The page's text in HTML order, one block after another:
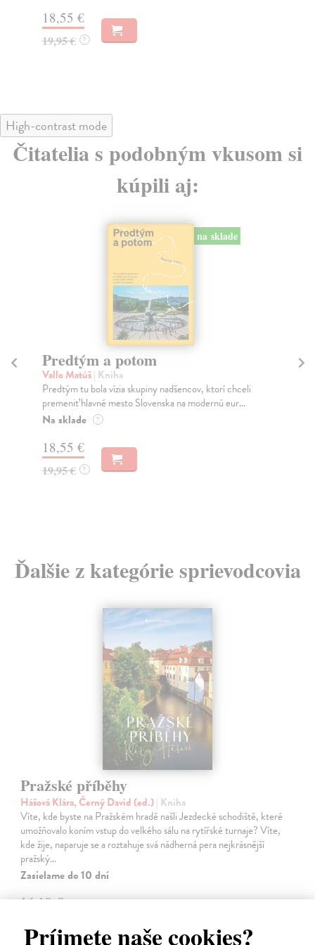
Príjmete naše cookies?
31,21 €
32,85 € ?
High-contrast mode
Čitatelia s podobným vkusom si
kúpili aj:
Město a jeho nejisté zdi
Murakami Haruki
Ty jsi to byla, kdo mi vyprávěl o tom městě. Město a
jeho nejisté zdi – dlouho očekávaný román Haru...
Na sklade
31,21 €
32,85 €
Ďalšie z kategórie sprievodcovia
Pražské příběhy
Hášová Klára, Černý David (ed.)| Kniha
Víte, kde byste na Pražském hradě našli Jezdecké schodiště, které
umožňovalo koním vstup do velkého sálu na rytířské turnaje? Víte,
kde žije, naparuje se a roztahuje svá nádherná pera nejkrásnější
pražský…
Zasielame do 10 dní
16,19 €
16,69 €